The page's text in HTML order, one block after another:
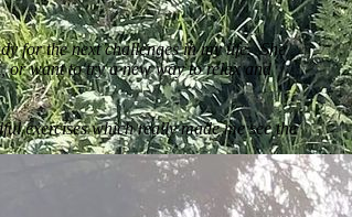
for the next challenges in my life. She
or want to try a new way to relax and
exercises which really made me see the